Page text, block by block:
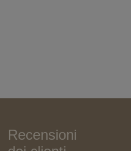
Recensioni